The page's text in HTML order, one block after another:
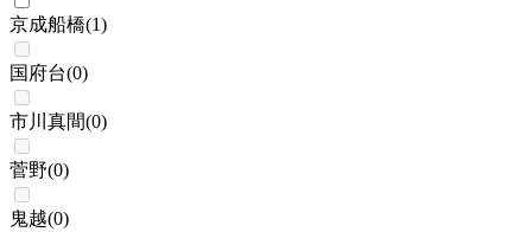
京成船橋(1)
国府台(0)
市川真間(0)
菅野(0)
鬼越(0)